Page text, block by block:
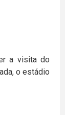
a visita do
o estádio